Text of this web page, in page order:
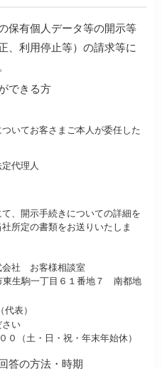
保有個人データ等の開示等
、利用停止等）の請求等に
できる方
いてお客さまご本人が委任した
代理人
、開示手続きについての詳細を
所定の書類をお送りいたしま
会社 お客様相談室
生駒一丁目６１番地７ 南都地
（代表）
さい
０（土・日・祝・年末年始休）
答の方法・時期